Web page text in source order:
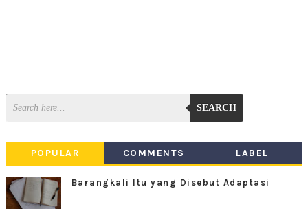
SEARCH
POPULAR COMMENTS LABEL
Barangkali Itu yang Disebut Adaptasi